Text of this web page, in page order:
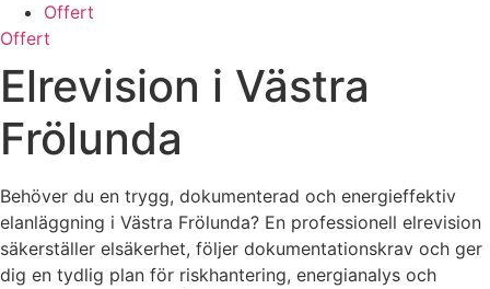
Offert
Offert
Elrevision i Västra
Frölunda
Behöver du en trygg, dokumenterad och energieffektiv
elanläggning i Västra Frölunda? En professionell elrevision
säkerställer elsäkerhet, följer dokumentationskrav och ger
dig en tydlig plan för riskhantering, energianalys och